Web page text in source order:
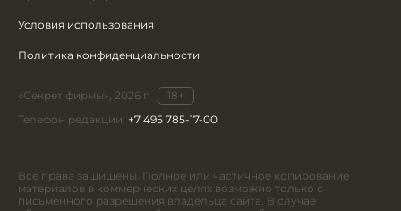
Условия использования
Политика конфиденциальности
«Секрет фирмы», 2026 г.
18+
Телефон редакции: +7 495 785-17-00
Все права защищены. Полное или частичное копирование
материалов в коммерческих целях возможно только с
письменного разрешения владельца сайта. В случае